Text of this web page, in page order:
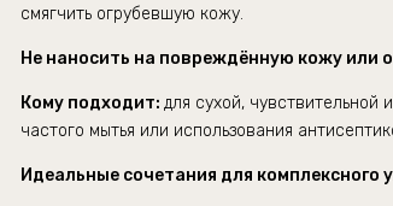
смягчить огрубевшую кожу.
Не наносить на повреждённую кожу или
Кому подходит:для сухой, чувствительной
частого мытья или использования
Идеальные сочетания для комплексного